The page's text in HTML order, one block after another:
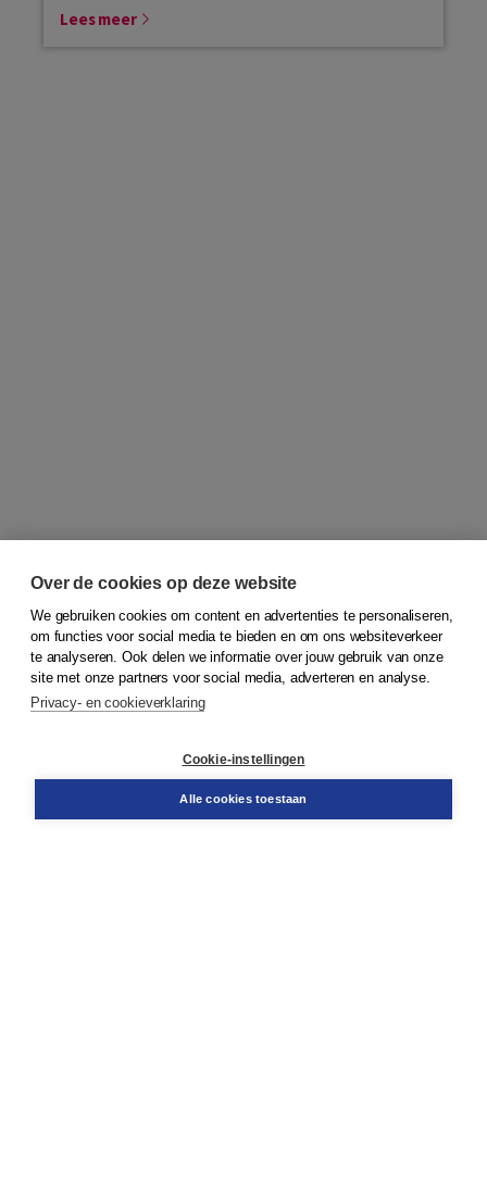
Lees meer
© 2026Koninklijke Boom uitgevers
Bestellen
Over de cookies op deze website
We gebruiken cookies om content en advertenties te personaliseren,
om functies voor social media te bieden en om ons websiteverkeer
te analyseren. Ook delen we informatie over jouw gebruik van onze
site met onze partners voor social media, adverteren en analyse.
Privacy- en cookieverklaring
Cookie-instellingen
Alle cookies toestaan